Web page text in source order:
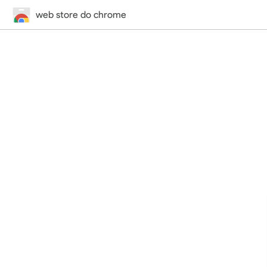
web store do chrome